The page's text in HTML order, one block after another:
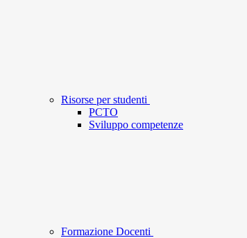
Risorse per studenti
PCTO
Sviluppo competenze
Formazione Docenti